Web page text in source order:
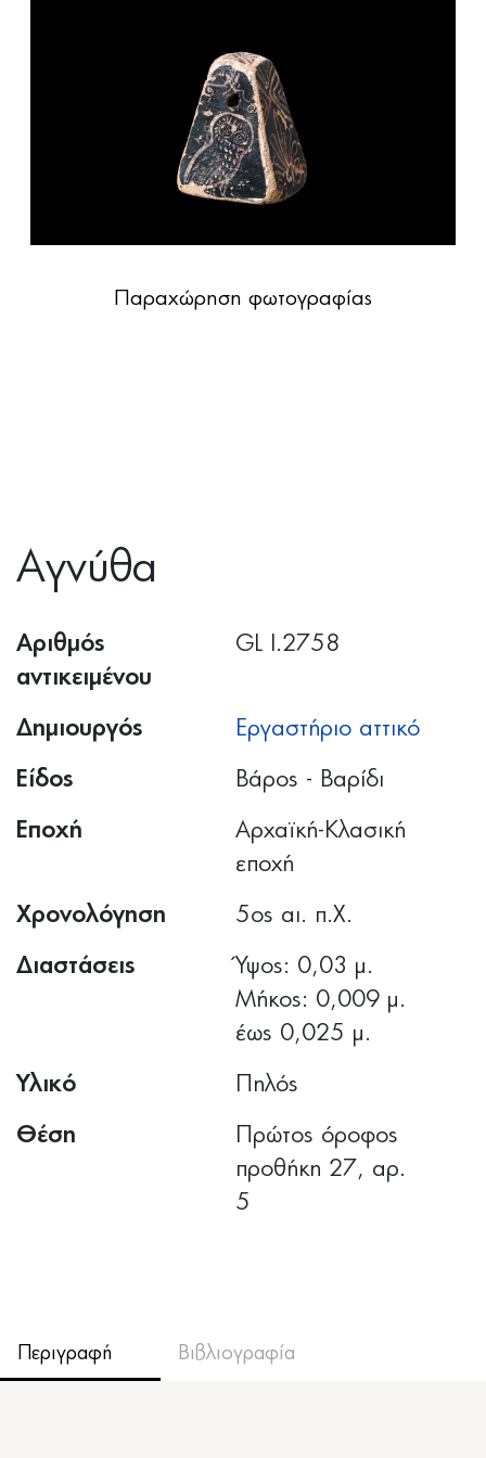
Παραχώρηση φωτογραφίας
Αγνύθα
Αριθμός
αντικειμένου
GL I.2758
Δημιουργός Εργαστήριο αττικό
Είδος Βάρος - Βαρίδι
Εποχή
Αρχαϊκή-Κλασική
εποχή
Χρονολόγηση 5ος αι. π.Χ.
Διαστάσεις
Ύψος: 0,03 μ.
Μήκος: 0,009 μ.
έως 0,025 μ.
Υλικό Πηλός
Θέση
Πρώτος όροφος
προθήκη 27, αρ.
5
Περιγραφή Βιβλιογραφία